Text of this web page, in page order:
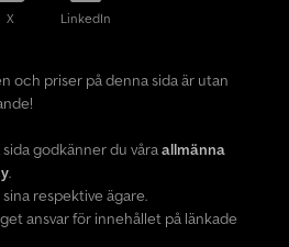
X LinkedIn
och priser på denna sida är utan
godkänner du våraallmänna
.
respektive ägare.
ansvar för innehållet på länkade